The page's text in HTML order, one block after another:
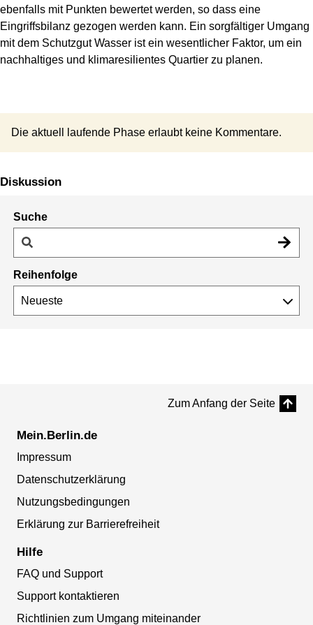
ebenfalls mit Punkten bewertet werden, so dass eine
Eingriffsbilanz gezogen werden kann. Ein sorgfältiger Umgang
mit dem Schutzgut Wasser ist ein wesentlicher Faktor, um ein
nachhaltiges und klimaresilientes Quartier zu planen.
Die aktuell laufende Phase erlaubt keine Kommentare.
Diskussion
Suche
Reihenfolge
Zum Anfang der Seite
Mein.Berlin.de
Impressum
Datenschutzerklärung
Nutzungsbedingungen
Erklärung zur Barrierefreiheit
Hilfe
FAQ und Support
Support kontaktieren
Richtlinien zum Umgang miteinander